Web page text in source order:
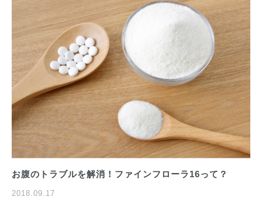
お腹のトラブルを解消！ファインフローラ16って？
2018.09.17